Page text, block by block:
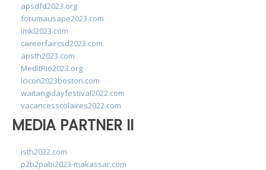
apsdfd2023.org
forumausape2023.com
imkl2023.com
careerfaircsd2023.com
apsth2023.com
MedItRio2023.org
lcicon2023boston.com
waitangidayfestival2022.com
vacancesscolaires2022.com
MEDIA PARTNER II
isth2022.com
p2b2pabi2023-makassar.com